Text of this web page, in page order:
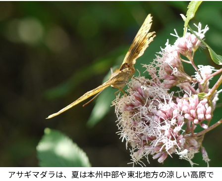
アサギマダラは、夏は本州中部や東北地方の涼しい高原で